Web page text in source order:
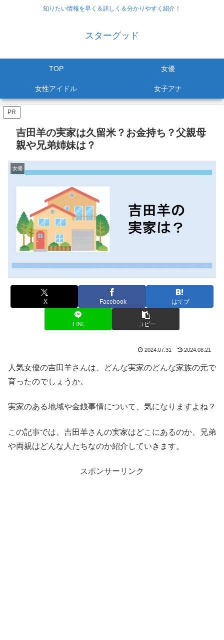
知りたい情報を早く＆詳しく＆分かりやすく紹介！
スターグッド
TOP 女優
女性アイドル 女子アナ
PR
吉田羊の実家は久留米？お金持ち？父親母
親や兄弟姉妹は？
女優
X Facebook はてブ
LINE コピー
2024.07.31 2024.08.21
人気女優の吉田羊さんは、どんな実家のどんな家族の元で
育ったのでしょうか。
実家のある地域や金銭事情について、気になりますよね？
この記事では、吉田羊さんの実家はどこにあるのか、兄弟
や両親はどんな人たちなのか紹介していきます。
スポンサーリンク